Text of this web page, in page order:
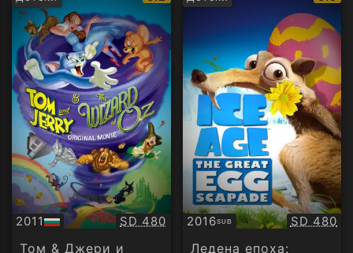
рейтинг:
2011
БГ
аудио
Качество:
SD 480
Том & Джери и
2016SUB
Субтитри SD 480
Ледена епоха: